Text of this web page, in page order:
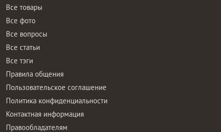
Все товары
Все фото
Все вопросы
Все статьи
Все тэги
Правила общения
Пользовательское соглашение
Политика конфиденциальности
Контактная информация
Правообладателям